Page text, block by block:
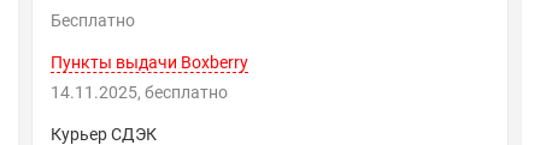
Бесплатно
Пункты выдачи Boxberry
14.11.2025
Бесплатно
Курьер СДЭК